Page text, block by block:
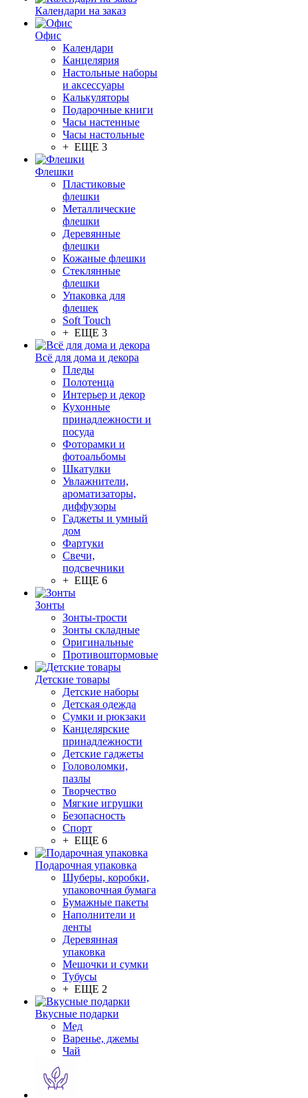
Календари на заказ
Офис
Календари
Канцелярия
Настольные наборы
и аксессуары
Калькуляторы
Подарочные книги
Часы настенные
Часы настольные
+ ЕЩЕ 3
Флешки
Пластиковые
флешки
Металлические
флешки
Деревянные
флешки
Кожаные флешки
Стеклянные
флешки
Упаковка для
флешек
Soft Touch
+ ЕЩЕ 3
Всё для дома и декора
Пледы
Полотенца
Интерьер и декор
Кухонные
принадлежности и
посуда
Фоторамки и
фотоальбомы
Шкатулки
Увлажнители,
ароматизаторы,
диффузоры
Гаджеты и умный
дом
Фартуки
Свечи,
подсвечники
+ ЕЩЕ 6
Зонты
Зонты-трости
Зонты складные
Оригинальные
Противоштормовые
Детские товары
Детские наборы
Детская одежда
Сумки и рюкзаки
Канцелярские
принадлежности
Детские гаджеты
Головоломки,
пазлы
Творчество
Мягкие игрушки
Безопасность
Спорт
+ ЕЩЕ 6
Подарочная упаковка
Шуберы, коробки,
упаковочная бумага
Бумажные пакеты
Наполнители и
ленты
Деревянная
упаковка
Мешочки и сумки
Тубусы
+ ЕЩЕ 2
Вкусные подарки
Мед
Варенье, джемы
Чай